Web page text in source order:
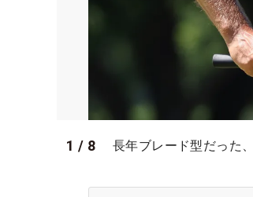
1 / 8 長年ブレード型だった